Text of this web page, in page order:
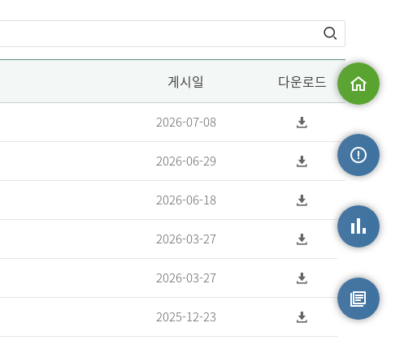
맵
게시일 다운로드
2026-07-08
2026-06-29
2026-06-18
2026-03-27
2026-03-27
2025-12-23